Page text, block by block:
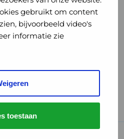
gebruikt om content
bijvoorbeeld video's
informatie zie
toestaan
media